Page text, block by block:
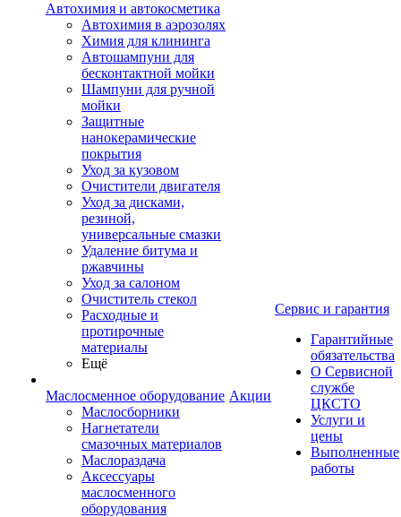
Автохимия и автокосметика
Автохимия в аэрозолях
Химия для клининга
Автошампуни для
бесконтактной мойки
Шампуни для ручной
мойки
Защитные
нанокерамические
покрытия
Уход за кузовом
Очистители двигателя
Уход за дисками,
резиной,
универсальные смазки
Удаление битума и
ржавчины
Уход за салоном
Очиститель стекол
Расходные и
протирочные
материалы
Ещё
Маслосменное оборудование
Маслосборники
Нагнетатели
смазочных материалов
Маслораздача
Аксессуары
маслосменного
оборудования
Акции
Сервис и гарантия
Гарантийные
обязательства
О Сервисной
службе
ЦКСТО
Услуги и
цены
Выполненные
работы